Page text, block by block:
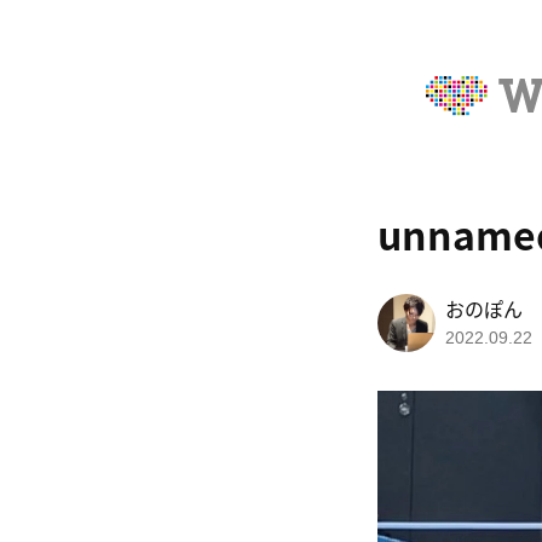
おのぽん
2022.09.22